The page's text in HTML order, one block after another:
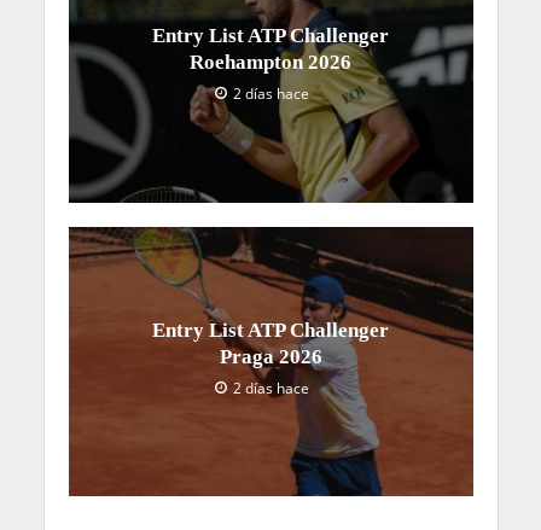
Entry List ATP Challenger
Roehampton 2026
2 días hace
Entry List ATP Challenger
Praga 2026
2 días hace